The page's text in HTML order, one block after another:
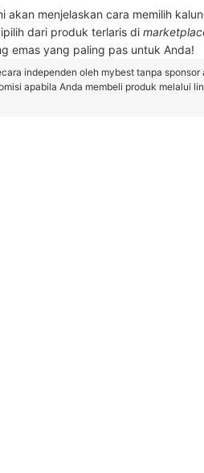
akan menjelaskan cara memilih
dari produk terlaris di
emas yang paling pas untuk Anda!
independen oleh mybest tanpa
apabila Anda membeli produk melalui